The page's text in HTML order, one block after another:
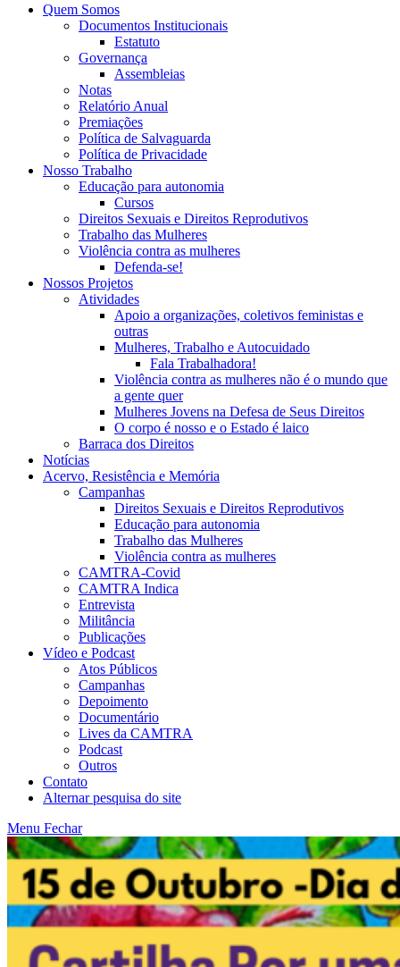
Quem Somos
Documentos Institucionais
Estatuto
Governança
Assembleias
Notas
Relatório Anual
Premiações
Política de Salvaguarda
Política de Privacidade
Nosso Trabalho
Educação para autonomia
Cursos
Direitos Sexuais e Direitos Reprodutivos
Trabalho das Mulheres
Violência contra as mulheres
Defenda-se!
Nossos Projetos
Atividades
Apoio a organizações, coletivos feministas e
outras
Mulheres, Trabalho e Autocuidado
Fala Trabalhadora!
Violência contra as mulheres não é o mundo que
a gente quer
Mulheres Jovens na Defesa de Seus Direitos
O corpo é nosso e o Estado é laico
Barraca dos Direitos
Notícias
Acervo, Resistência e Memória
Campanhas
Direitos Sexuais e Direitos Reprodutivos
Educação para autonomia
Trabalho das Mulheres
Violência contra as mulheres
CAMTRA-Covid
CAMTRA Indica
Entrevista
Militância
Publicações
Vídeo e Podcast
Atos Públicos
Campanhas
Depoimento
Documentário
Lives da CAMTRA
Podcast
Outros
Contato
Alternar pesquisa do site
Menu Fechar